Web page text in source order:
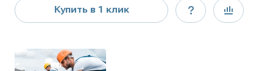
Купить в 1 клик